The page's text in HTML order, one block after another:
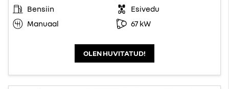
Bensiin
Esivedu
Manuaal
67 kW
OLEN HUVITATUD!